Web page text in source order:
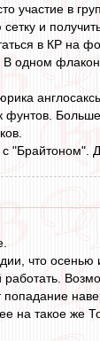
участие в
и
в КР на
одном
фунтов.
"Брайтоном".
что осенью
на такое же